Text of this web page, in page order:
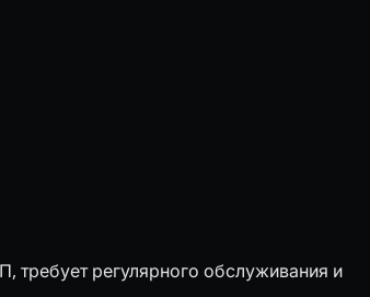
требует регулярного обслуживания и